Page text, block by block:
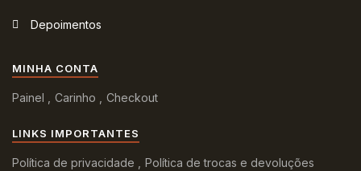
Depoimentos
MINHA CONTA
Painel Carinho Checkout
LINKS IMPORTANTES
Política de privacidade Política de trocas e devoluções